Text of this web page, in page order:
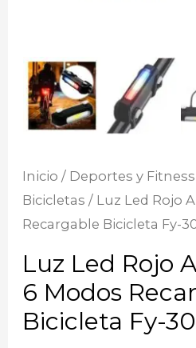
Inicio / Deportes y Fitness
Bicicletas / Luz Led Rojo
Recargable Bicicleta Fy-
Luz Led Rojo
6 Modos
Bicicleta Fy-